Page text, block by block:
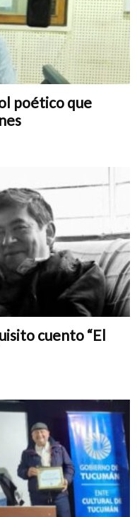
poético que
cuento “El